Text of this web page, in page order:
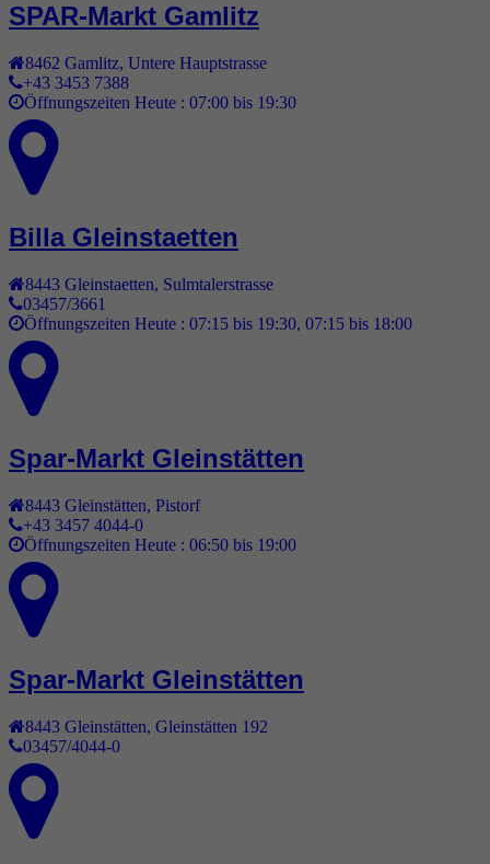
SPAR-Markt Gamlitz
8462 Gamlitz Untere Hauptstrasse
+43 3453 7388
Öffnungszeiten Heute : 07:00 bis 19:30
Billa Gleinstaetten
8443 Gleinstaetten
Sulmtalerstrasse
03457/3661
Öffnungszeiten Heute : 07:15 bis 19:30, 07:15 bis 18:00
Spar-Markt Gleinstätten
8443 Gleinstätten Pistorf
+43 3457 4044-0
Öffnungszeiten Heute : 06:50 bis 19:00
Spar-Markt Gleinstätten
8443 Gleinstätten Gleinstätten 192
03457/4044-0